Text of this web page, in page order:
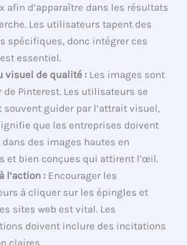
afin d’apparaître dans les résultats
Les utilisateurs tapent des
spécifiques, donc intégrer ces
essentiel.
visuel de qualité : Les images sont
de Pinterest. Les utilisateurs se
souvent guider par l’attrait visuel,
que les entreprises doivent
des images hautes en
et bien conçues qui attirent l’œil.
l’action : Encourager les
à cliquer sur les épingles et
sites web est vital. Les
doivent inclure des incitations
claires.